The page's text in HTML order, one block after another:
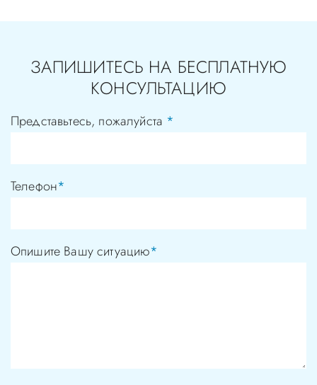
ЗАПИШИТЕСЬ НА БЕСПЛАТНУЮ
КОНСУЛЬТАЦИЮ
Представьтесь, пожалуйста *
Телефон*
Опишите Вашу ситуацию*